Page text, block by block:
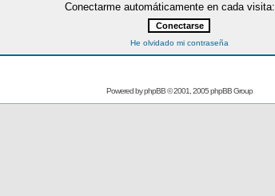
Conectarme automáticamente en cada visita:
He olvidado mi contraseña
Powered byphpBB© 2001, 2005 phpBB Group